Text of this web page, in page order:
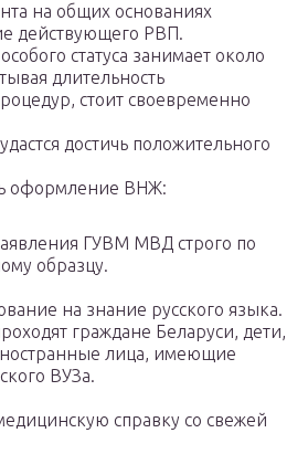
на общих основаниях
действующего РВП.
статуса занимает около
длительность
стоит своевременно
достичь положительного
оформление ВНЖ:
ГУВМ МВД строго по
образцу.
на знание русского языка.
граждане Беларуси, дети,
лица, имеющие
ВУЗа.
справку со свежей